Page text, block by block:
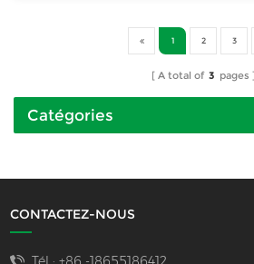
1 2 3
A total of 3 pages
Catégories
CONTACTEZ-NOUS
Tél : +86 -18655186412